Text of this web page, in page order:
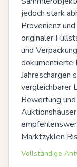
jedoch stark
Provenienz
originaler
und
dokumentierte
Jahreschargen
vergleichbarer
Bewertung
Marktzyklen
Vollständige